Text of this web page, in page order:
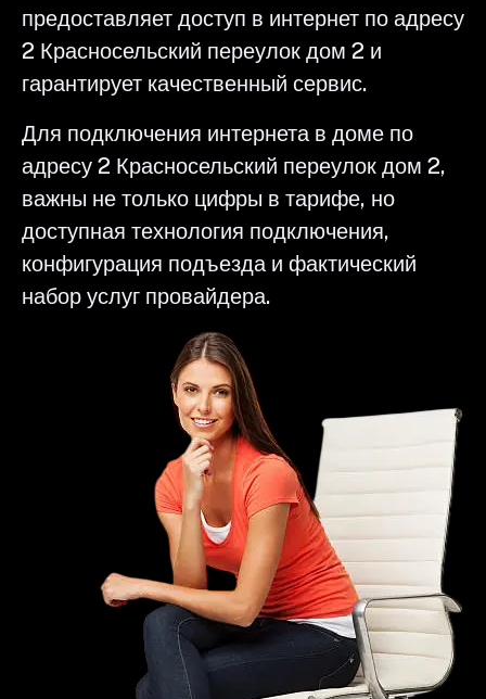
предоставляет доступ в интернет по адресу
2 Красносельский переулок дом 2 и
гарантирует качественный сервис.
Для подключения интернета в доме по
адресу 2 Красносельский переулок дом 2,
важны не только цифры в тарифе, но
доступная технология подключения,
конфигурация подъезда и фактический
набор услуг провайдера.